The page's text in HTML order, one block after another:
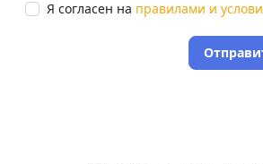
Я согласен на правилами и